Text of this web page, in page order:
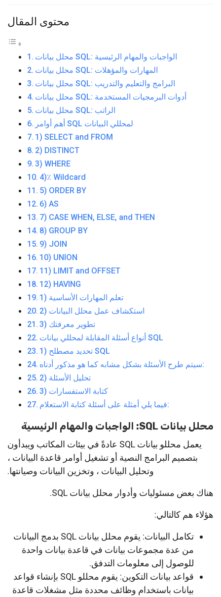
محتوى المقال
محلل بيانات SQL: الواجبات والمهام الرئيسية
محلل بيانات SQL: المهارات والمؤهلات
محلل بيانات SQL: البرامج والتعليم والتدريب
محلل بيانات SQL: الراتب
أهم أوامر SQL لمحللي البيانات
1) SELECT and FROM
2) DISTINCT
3) WHERE
4)٪ Wildcard
5) ORDER BY
6) AS
7) CASE WHEN, ELSE, and THEN
8) GROUP BY
9) JOIN
10) UNION
11) LIMIT and OFFSET
12) HAVING
1) تعلم المهارات الأساسية
3) تطوير معرفتك
أنواع أسئلة المقابلة لمحللي بيانات SQL
1) تحديد مصطلح SQL
سيتم طرح الأسئلة بشكل مشابه كما هو مذكور أدناه:
2) تحليل الأسئلة
3) كتابة الاستفسارات
فيما يلي أمثلة على أسئلة كتابة الاستعلام:
محلل بيانات SQL: الواجبات والمهام الرئيسية
يعمل محللو بيانات SQL عادةً في بيئات المكاتب ويبدأون
بتصميم البرامج النصية أو تشغيل أوامر قاعدة البيانات ،
وتحليل البيانات ، وتخزين البيانات وصيانتها.
هناك بعض مسئوليات وأدوار محلل بيانات SQL.
هؤلاء هم كالتالي:
تكامل البيانات: يقوم محلل بيانات SQL بدمج البيانات
من عدة مجموعات بيانات في قاعدة بيانات واحدة
للوصول إلى معلومات التدفق.
قواعد بيانات التكوين: يقوم محللو SQL بإنشاء قواعد
بيانات باستخدام وظائف محددة مثل مشغلات قاعدة